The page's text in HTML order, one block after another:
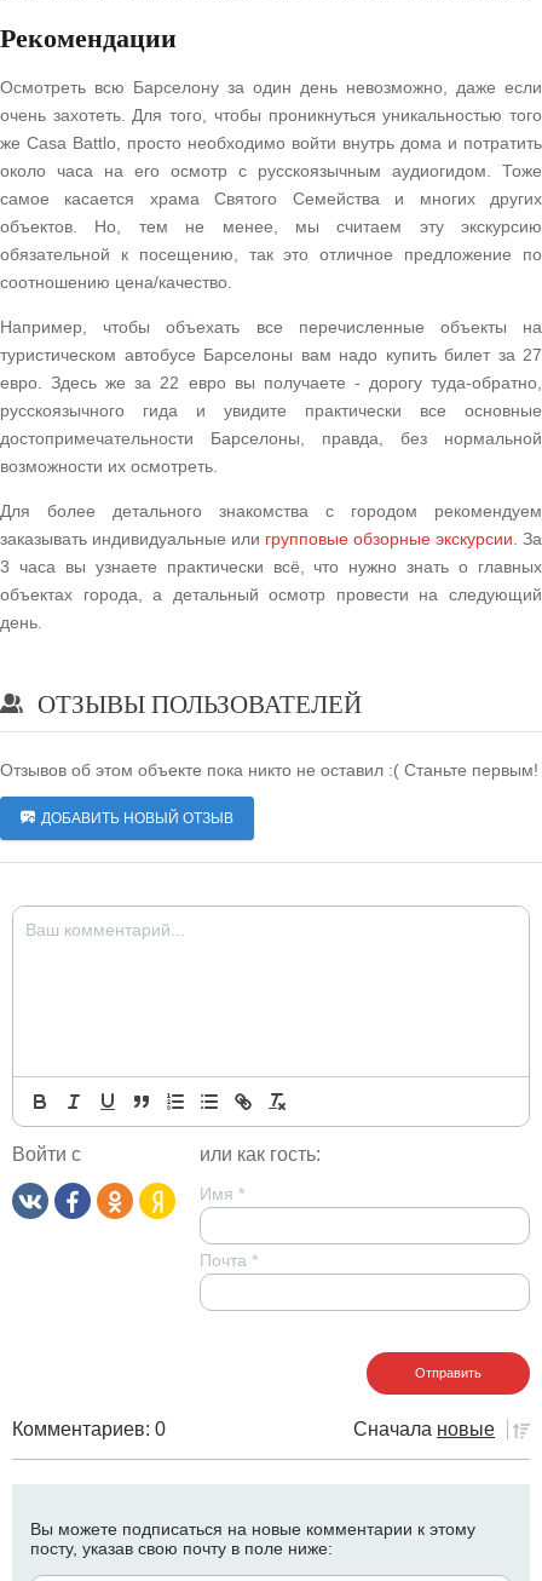
Рекомендации
Осмотреть всю Барселону за один день невозможно, даже если
очень захотеть. Для того, чтобы проникнуться уникальностью того
же Casa Battlo, просто необходимо войти внутрь дома и потратить
около часа на его осмотр с русскоязычным аудиогидом. Тоже
самое касается храма Святого Семейства и многих других
объектов. Но, тем не менее, мы считаем эту экскурсию
обязательной к посещению, так это отличное предложение по
соотношению цена/качество.
Например, чтобы объехать все перечисленные объекты на
туристическом автобусе Барселоны вам надо купить билет за 27
евро. Здесь же за 22 евро вы получаете - дорогу туда-обратно,
русскоязычного гида и увидите практически все основные
достопримечательности Барселоны, правда, без нормальной
возможности их осмотреть.
Для более детального знакомства с городом рекомендуем
заказывать индивидуальные или групповые обзорные экскурсии . За
3 часа вы узнаете практически всё, что нужно знать о главных
объектах города, а детальный осмотр провести на следующий
день.
ОТЗЫВЫ ПОЛЬЗОВАТЕЛЕЙ
Отзывов об этом объекте пока никто не оставил :( Станьте первым!
ДОБАВИТЬ НОВЫЙ ОТЗЫВ
Войти с или как гость:
Имя *
Почта *
Комментариев: 0 Сначала новые
Вы можете подписаться на новые комментарии к этому
посту, указав свою почту в поле ниже: